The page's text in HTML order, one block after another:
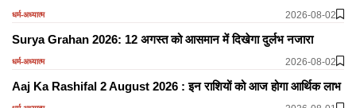
धर्म-अध्यात्म 2026-08-02
Surya Grahan 2026: 12 अगस्त को आसमान में दिखेगा दुर्लभ नजारा
धर्म-अध्यात्म 2026-08-02
Aaj Ka Rashifal 2 August 2026 : इन राशियों को आज होगा आर्थिक लाभ